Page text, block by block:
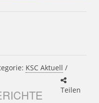
KSC Aktuell /
Teilen